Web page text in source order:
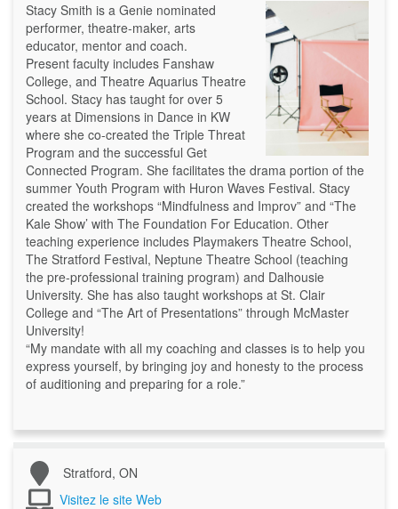
Stacy Smith is a Genie nominated
performer, theatre-maker, arts
educator, mentor and coach.
Present faculty includes Fanshaw
College, and Theatre Aquarius Theatre
School. Stacy has taught for over 5
years at Dimensions in Dance in KW
where she co-created the Triple Threat
Program and the successful Get
Connected Program. She facilitates the drama portion of the
summer Youth Program with Huron Waves Festival. Stacy
created the workshops “Mindfulness and Improv” and “The
Kale Show’ with The Foundation For Education. Other
teaching experience includes Playmakers Theatre School,
The Stratford Festival, Neptune Theatre School (teaching
the pre-professional training program) and Dalhousie
University. She has also taught workshops at St. Clair
College and “The Art of Presentations” through McMaster
University!
“My mandate with all my coaching and classes is to help you
express yourself, by bringing joy and honesty to the process
of auditioning and preparing for a role.”
Stratford, ON
Visitez le site Web